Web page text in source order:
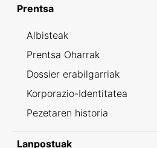
Prentsa
Albisteak
Prentsa Oharrak
Dossier erabilgarriak
Korporazio-Identitatea
Pezetaren historia
Lanpostuak